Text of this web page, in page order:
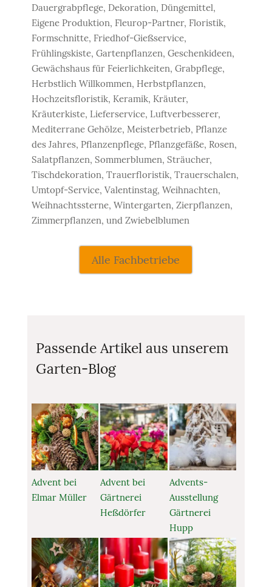
Dauergrabpflege, Dekoration, Düngemittel,
Eigene Produktion, Fleurop-Partner, Floristik,
Formschnitte, Friedhof-Gießservice,
Frühlingskiste, Gartenpflanzen, Geschenkideen,
Gewächshaus für Feierlichkeiten, Grabpflege,
Herbstlich Willkommen, Herbstpflanzen,
Hochzeitsfloristik, Keramik, Kräuter,
Kräuterkiste, Lieferservice, Luftverbesserer,
Mediterrane Gehölze, Meisterbetrieb, Pflanze
des Jahres, Pflanzenpflege, Pflanzgefäße, Rosen,
Salatpflanzen, Sommerblumen, Sträucher,
Tischdekoration, Trauerfloristik, Trauerschalen,
Umtopf-Service, Valentinstag, Weihnachten,
Weihnachtssterne, Wintergarten, Zierpflanzen,
Zimmerpflanzen, und Zwiebelblumen
Alle Fachbetriebe
Passende Artikel aus unserem
Garten-Blog
Advent bei
Elmar Müller
Advent bei
Gärtnerei
Heßdörfer
Advents-
Ausstellung
Gärtnerei
Hupp